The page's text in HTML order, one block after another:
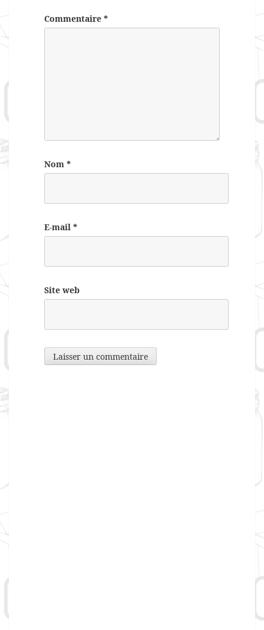
Commentaire *
Nom *
E-mail *
Site web